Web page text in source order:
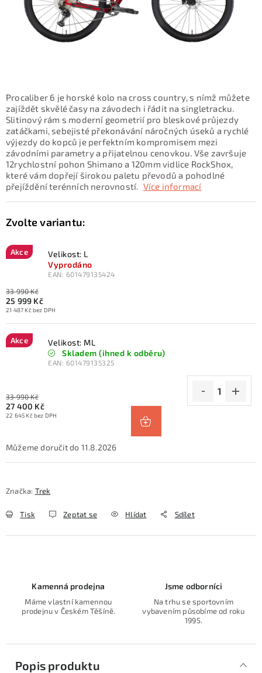
ZNAČKY
Procaliber 6 je horské kolo na cross country, s nímž můžete
zajíždět skvělé časy na závodech i řádit na singletracku.
Slitinový rám s moderní geometrií pro bleskové průjezdy
zatáčkami, sebejisté překonávání náročných úseků a rychlé
výjezdy do kopců je perfektním kompromisem mezi
závodními parametry a přijatelnou cenovkou. Vše završuje
12rychlostní pohon Shimano a 120mm vidlice RockShox,
které vám dopřejí širokou paletu převodů a pohodlné
přejíždění terénních nerovností. Více informací
Akce
Velikost: L
Vyprodáno
EAN: 601479135424
33 990 Kč
25 999 Kč
21 487 Kč bez DPH
Akce
Velikost: ML
Skladem (ihned k odběru)
EAN: 601479135325
33 990 Kč
27 400 Kč
22 645 Kč bez DPH
11.8.2026
Značka: Trek
Tisk Zeptat se Hlídat Sdílet
Kamenná prodejna
Máme vlastní kamennou
prodejnu v Českém Těšíně.
Jsme odborníci
Na trhu se sportovním
vybavením působíme od roku
1995.
Popis produktu